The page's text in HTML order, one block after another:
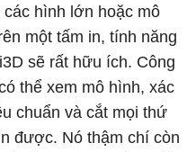
hình lớn hoặc mô
một tấm in, tính năng
sẽ rất hữu ích. Công
thể xem mô hình, xác
chuẩn và cắt mọi thứ
được. Nó thậm chí còn